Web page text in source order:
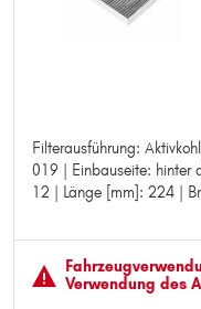
Filterausführung:
019 | Einbauseite: hinter
12 | Länge [mm]: 224 |
Filterausführung:
Basisversion (Art.-Nr.):
Einbauseite: hinter dem
Länge [mm]: 224
Breite [mm]: 201
Höhe [mm]: 28
Verwendung des